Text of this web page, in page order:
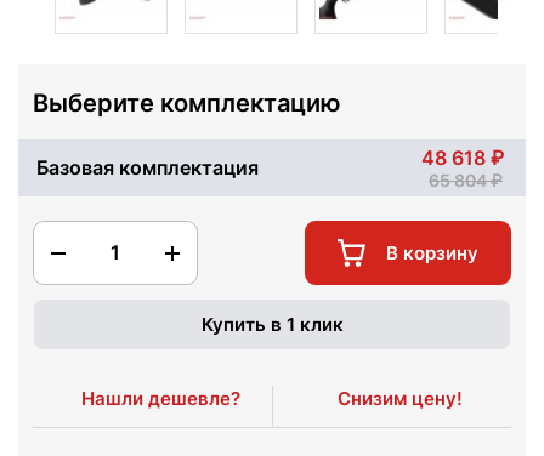
Выберите комплектацию
Базовая комплектация 48 618
65 804
1 В корзину
Купить в 1 клик
Нашли дешевле? Снизим цену!